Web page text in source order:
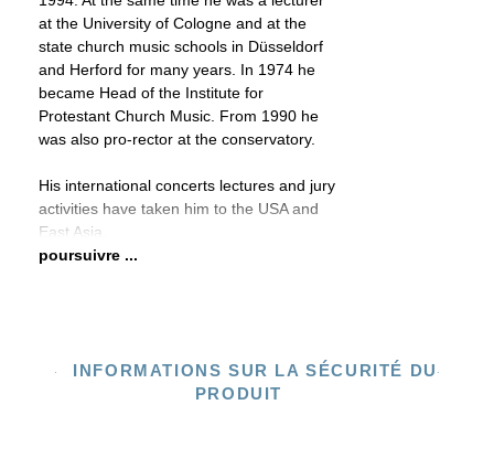
at the University of Cologne and at the
state church music schools in Düsseldorf
and Herford for many years. In 1974 he
became Head of the Institute for
Protestant Church Music. From 1990 he
was also pro-rector at the conservatory.
His international concerts lectures and jury
activities have taken him to the USA and
East Asia.
poursuivre ...
INFORMATIONS SUR LA SÉCURITÉ DU
PRODUIT